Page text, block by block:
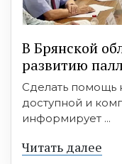
В Брянской
развитию
Сделать
доступной и
информирует ...
Читать далее